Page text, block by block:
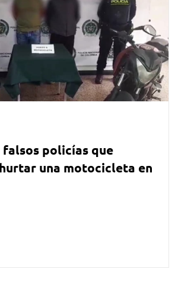
policías que
una motocicleta en